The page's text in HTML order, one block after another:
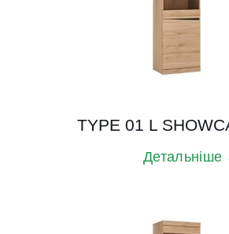
TYPE 01 L
Детальніше